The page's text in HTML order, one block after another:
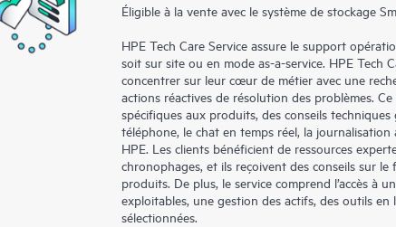
Éligible à la vente avec le système de stockage
HPE Tech Care Service assure le support
soit sur site ou en mode as-a-service. HPE Tech
concentrer sur leur cœur de métier avec une
actions réactives de résolution des problèmes.
spécifiques aux produits, des conseils
téléphone, le chat en temps réel, la
HPE. Les clients bénéficient de ressources
chronophages, et ils reçoivent des conseils sur
produits. De plus, le service comprend l’accès à
exploitables, une gestion des actifs, des outils
sélectionnées.